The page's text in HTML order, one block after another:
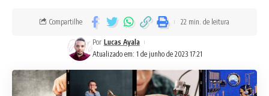
Atualizado em: 1 de junho de 2023 17:21
Por Lucas Ayala
Compartilhe 22 min. de leitura